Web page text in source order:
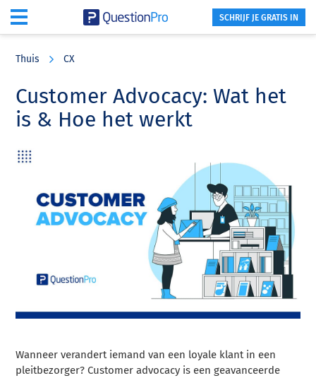
content
sidebar
SCHRIJF JE GRATIS IN
Thuis CX
Customer Advocacy: Wat het
is & Hoe het werkt
Wanneer verandert iemand van een loyale klant in een
pleitbezorger? Customer advocacy is een geavanceerde